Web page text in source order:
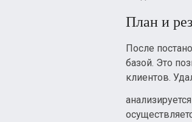
План и
После
базой. Это
клиентов.